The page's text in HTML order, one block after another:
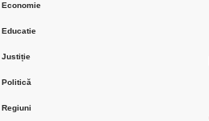
Economie
Educatie
Justiție
Politică
Regiuni